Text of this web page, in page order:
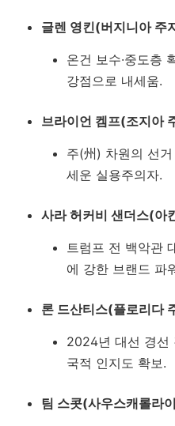
글렌 영킨(버지니아 주
온건 보수·중도층
강점으로 내세움.
브라이언 켐프(조지아
주(州) 차원의 선
세운 실용주의자.
사라 허커비 샌더스(아
트럼프 전 백악관
에 강한 브랜드 파
론 드산티스(플로리다
2024년 대선 경선
국적 인지도 확보.
팀 스콧(사우스캐롤라